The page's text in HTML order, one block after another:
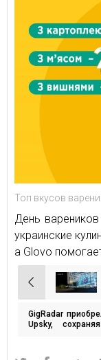
Топ вкусов
День
украинские
а Glovo
Навигация
по
записям
GigRadar
Upsky,